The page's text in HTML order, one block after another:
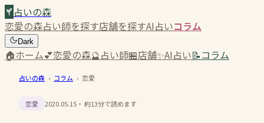
占いの森
恋愛の森占い師を探す店舗を探すAI占いコラム
Dark
🏠ホーム💕恋愛の森🔮占い師🏪店舗✨AI占い📝コラム
占いの森 › コラム › 恋愛
恋愛 2020.05.15 ・ 約13分で読めます